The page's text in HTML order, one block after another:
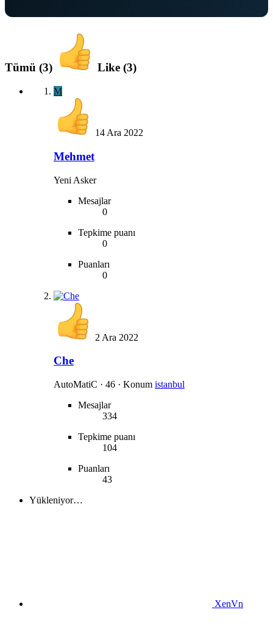
Tümü (3) Like (3)
M
14 Ara 2022
Mehmet
Yeni Asker
Mesajlar
0
Tepkime puanı
0
Puanları
0
2 Ara 2022
Che
AutoMatiC · 46 · Konum istanbul
Mesajlar
334
Tepkime puanı
104
Puanları
43
Yükleniyor…
XenVn